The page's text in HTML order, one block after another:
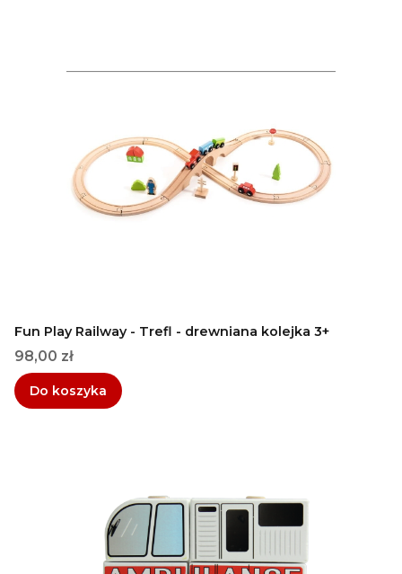
Fun Play Railway - Trefl - drewniana kolejka 3+
Cena
98,00 zł
Do koszyka